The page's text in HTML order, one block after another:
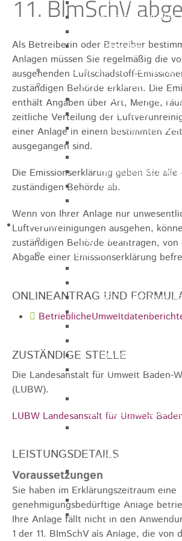
Stadthalle großer
Tennishalle
Qualifizierter Mietspiegel
Steuern & Gebühren
Hundesteuer
Hallenbad & Freibad
Politik
Bürgermeister
Gremien
GEO - Vertreter
Ortschaftsrat
"Gewerbeverband
Zweckverband
Rosenstein" -
11. BlmSchV
Als Betreiberin oder Betreiber
Anlagen müssen Sie regelmäßig die
ausgehenden Luftschadstoff-
zuständigen Behörde erklären. Die
enthält Angaben über Art, Menge,
zeitliche Verteilung der
einer Anlage in einem bestimmten
ausgegangen sind.
Die Emissionserklärung geben Sie
zuständigen Behörde ab.
Wenn von Ihrer Anlage nur
Luftverunreinigungen ausgehen,
zuständigen Behörde beantragen,
Abgabe einer Emissionserklärung
ONLINEANTRAG UND
ZUSTÄNDIGE STELLE
Die Landesanstalt für Umwelt Baden-
(LUBW).
LUBW Landesanstalt für Umwelt
LEISTUNGSDETAILS
Voraussetzungen
Sie haben im Erklärungszeitraum eine
genehmigungsbedürftige Anlage
Ihre Anlage fällt nicht in den
1 der 11. BImSchV als Anlage, die von